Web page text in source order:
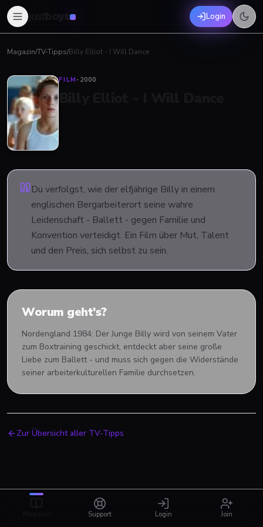
boys Login
Magazin/TV-Tipps/Billy Elliot - I Will Dance
FILM· 2000
Du verfolgst, wie der elfjährige Billy in einem
englischen Bergarbeiterort seine wahre
Leidenschaft - Ballett - gegen Familie und
Konvention verteidigt. Ein Film über Mut, Talent
und den Preis, sich selbst zu sein.
Worum geht's?
Nordengland 1984: Der Junge Billy wird von seinem Vater
zum Boxtraining geschickt, entdeckt aber seine große
Liebe zum Ballett - und muss sich gegen die Widerstände
seiner arbeiterkulturellen Familie durchsetzen.
Zur Übersicht aller TV-Tipps
Support Login Join